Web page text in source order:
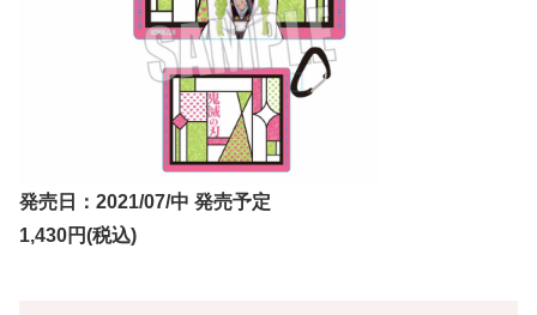
発売日：2021/07/中 発売予定
1,430円(税込)